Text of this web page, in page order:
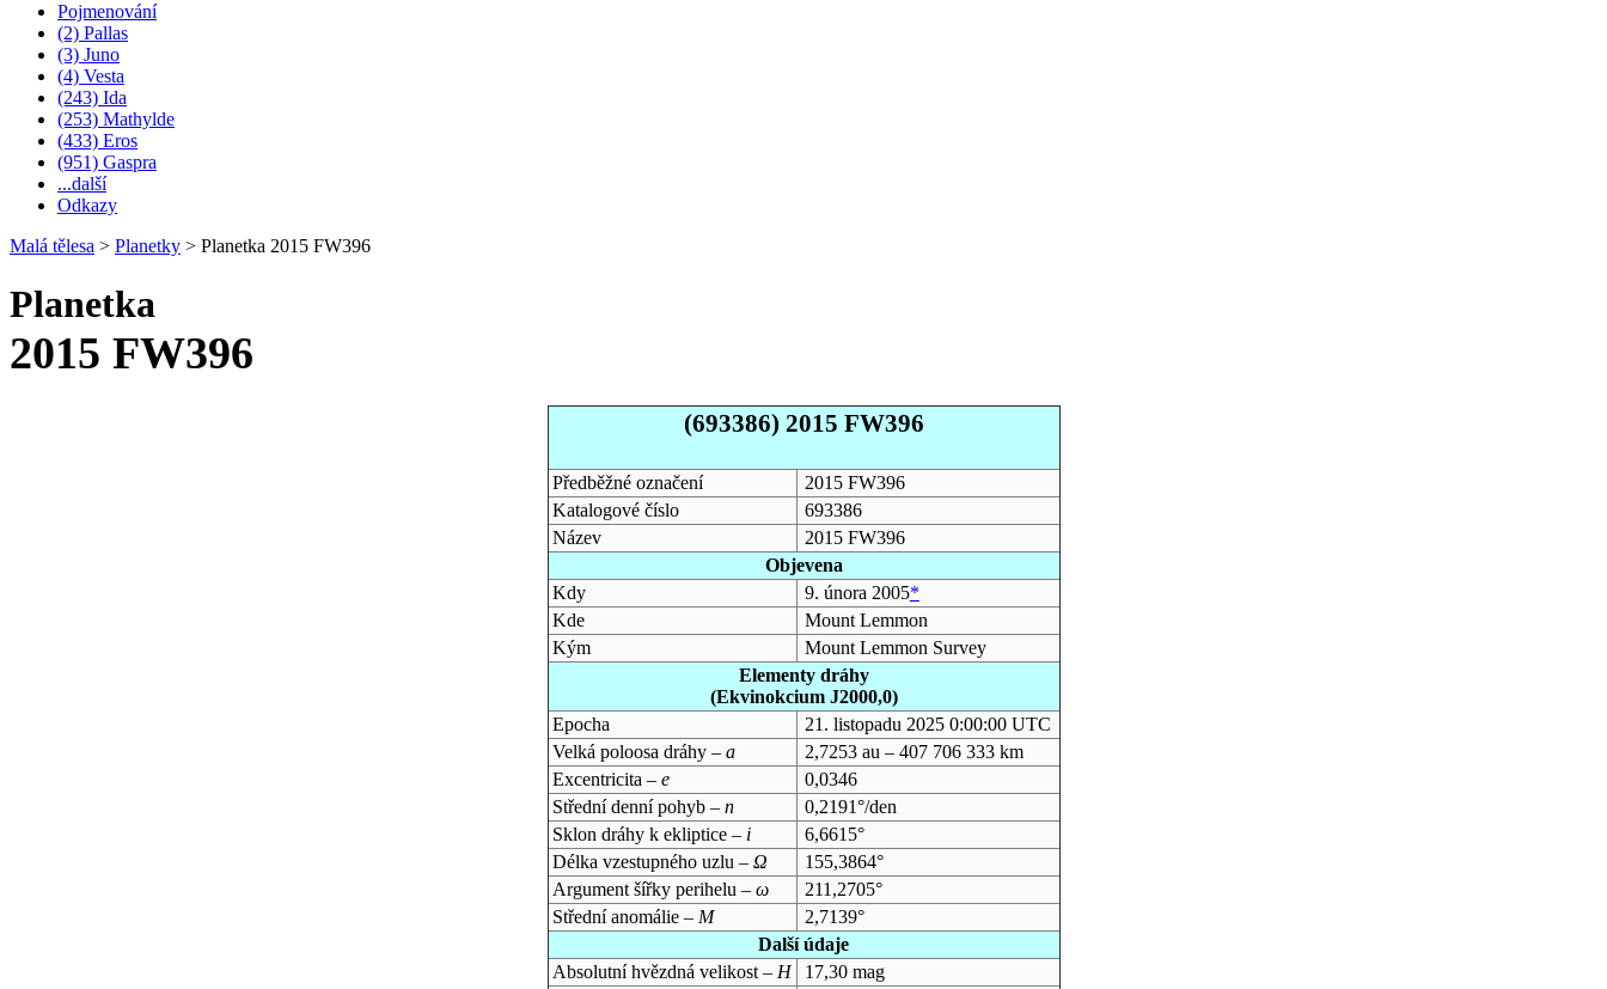
Pojmenování
(2) Pallas
(3) Juno
(4) Vesta
(243) Ida
(253) Mathylde
(433) Eros
(951) Gaspra
...další
Odkazy
Malá tělesa > Planetky > Planetka 2015 FW396
Planetka
2015 FW396
(693386) 2015 FW396
Předběžné označení
2015 FW396
Katalogové číslo
693386
Název
2015 FW396
Objevena
Kdy
9. února 2005*
Kde
Mount Lemmon
Kým
Mount Lemmon Survey
Elementy dráhy
(Ekvinokcium J2000,0)
Epocha
21. listopadu 2025 0:00:00 UTC
Velká poloosa dráhy – a
2,7253 au – 407 706 333 km
Excentricita – e
0,0346
Střední denní pohyb – n
0,2191°/den
Sklon dráhy k ekliptice – i
6,6615°
Délka vzestupného uzlu – Ω
155,3864°
Argument šířky perihelu – ω
211,2705°
Střední anomálie – M
2,7139°
Další údaje
Absolutní hvězdná velikost – H
17,30 mag